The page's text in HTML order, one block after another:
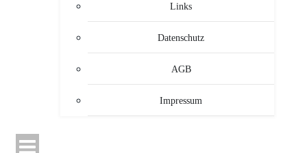
Links
Datenschutz
AGB
Impressum